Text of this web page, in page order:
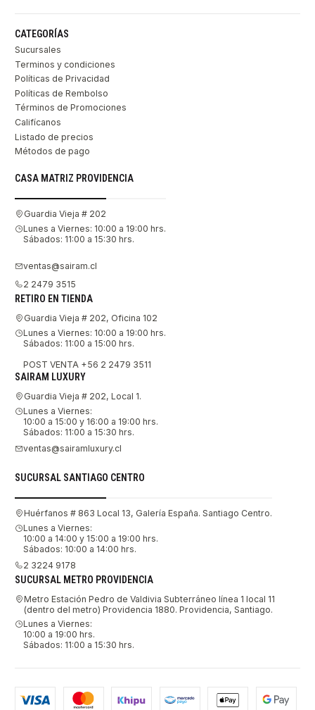
CATEGORÍAS
Sucursales
Terminos y condiciones
Políticas de Privacidad
Políticas de Rembolso
Términos de Promociones
Califícanos
Listado de precios
Métodos de pago
CASA MATRIZ PROVIDENCIA
Guardia Vieja # 202
Lunes a Viernes: 10:00 a 19:00 hrs.
Sábados: 11:00 a 15:30 hrs.
ventas@sairam.cl
2 2479 3515
RETIRO EN TIENDA
Guardia Vieja # 202, Oficina 102
Lunes a Viernes: 10:00 a 19:00 hrs.
Sábados: 11:00 a 15:00 hrs.
POST VENTA +56 2 2479 3511
SAIRAM LUXURY
Guardia Vieja # 202, Local 1.
Lunes a Viernes:
10:00 a 15:00 y 16:00 a 19:00 hrs.
Sábados: 11:00 a 15:30 hrs.
ventas@sairamluxury.cl
SUCURSAL SANTIAGO CENTRO
Huérfanos # 863 Local 13, Galería España. Santiago Centro.
Lunes a Viernes:
10:00 a 14:00 y 15:00 a 19:00 hrs.
Sábados: 10:00 a 14:00 hrs.
2 3224 9178
SUCURSAL METRO PROVIDENCIA
Metro Estación Pedro de Valdivia Subterráneo línea 1 local 11
(dentro del metro) Providencia 1880. Providencia, Santiago.
Lunes a Viernes:
10:00 a 19:00 hrs.
Sábados: 11:00 a 15:30 hrs.